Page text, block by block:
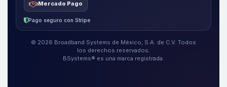
Mercado Pago
Pago seguro con Stripe
© 2026 Broadband Systems de México, S.A. de C.V. Todos
los derechos reservados.
BSystems® es una marca registrada.